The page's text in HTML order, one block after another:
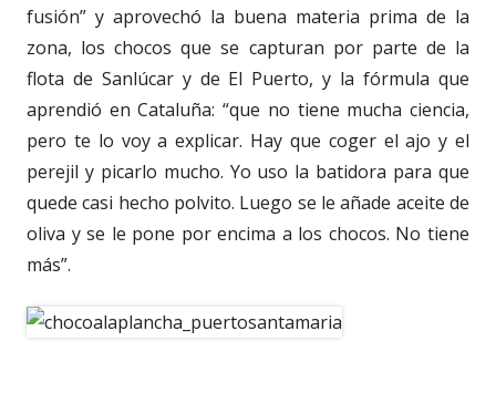
fusión” y aprovechó la buena materia prima de la
zona, los chocos que se capturan por parte de la
flota de Sanlúcar y de El Puerto, y la fórmula que
aprendió en Cataluña: “que no tiene mucha ciencia,
pero te lo voy a explicar. Hay que coger el ajo y el
perejil y picarlo mucho. Yo uso la batidora para que
quede casi hecho polvito. Luego se le añade aceite de
oliva y se le pone por encima a los chocos. No tiene
más”.